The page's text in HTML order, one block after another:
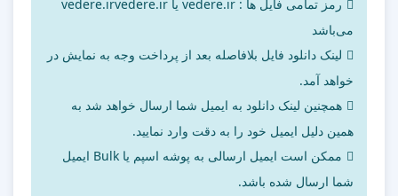
می‌باشد
لینک دانلود فایل بلافاصله بعد از پرداخت وجه به نمایش در
خواهد آمد.
همچنین لینک دانلود به ایمیل شما ارسال خواهد شد به
همین دلیل ایمیل خود را به دقت وارد نمایید.
ممکن است ایمیل ارسالی به پوشه اسپم یا Bulk ایمیل
شما ارسال شده باشد.